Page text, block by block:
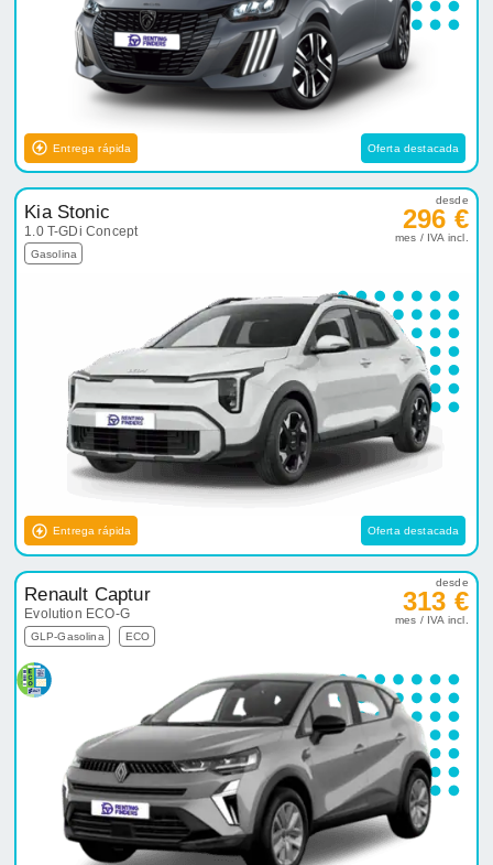
Entrega rápida Oferta destacada
Kia Stonic
1.0 T-GDi Concept
Gasolina
desde
296 €
mes / IVA incl.
Entrega rápida Oferta destacada
Renault Captur
Evolution ECO-G
GLP-Gasolina ECO
desde
313 €
mes / IVA incl.